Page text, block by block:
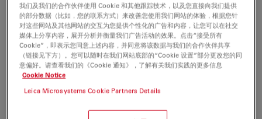
Characteristic features of the label are high 荧光量子产
率, large 斯托克斯位移, good photo-stability, and low
molecular weight. ATTO 390 is moderately 亲水性. Its
fluorescence can be excited efficiently in the range 360
- 410 nm. A useful excitation source is, e.g., a Mercury
Arc Lamp with its lines at 365 nm and 405 nm.
我们及我们的合作伙伴使用 Cookie 和其他跟踪技术，以及您直接向我们提供
的部分数据（比如，您的联系方式）来改善您使用我们网站的体验，根据您针
对这些网站及其他网站的交互为您提供个性化的广告和内容，让您可以在社交
媒体上分享内容，展开分析并衡量我们广告活动的效果。点击“接受所有
Cookie”，即表示您同意上述内容，并同意将该数据与我们的合作伙伴共享
（链接见下方）。您可以随时在我们网站底部的“Cookie 设置”部分更改您的同
意偏好。请查看我们的《Cookie 通知》，了解有关我们实践的更多信息
Cookie Notice
Leica Microsystems Cookie Partners Details